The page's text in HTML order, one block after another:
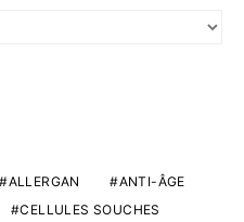
ALLERGAN
ANTI-ÂGE
CELLULES SOUCHES